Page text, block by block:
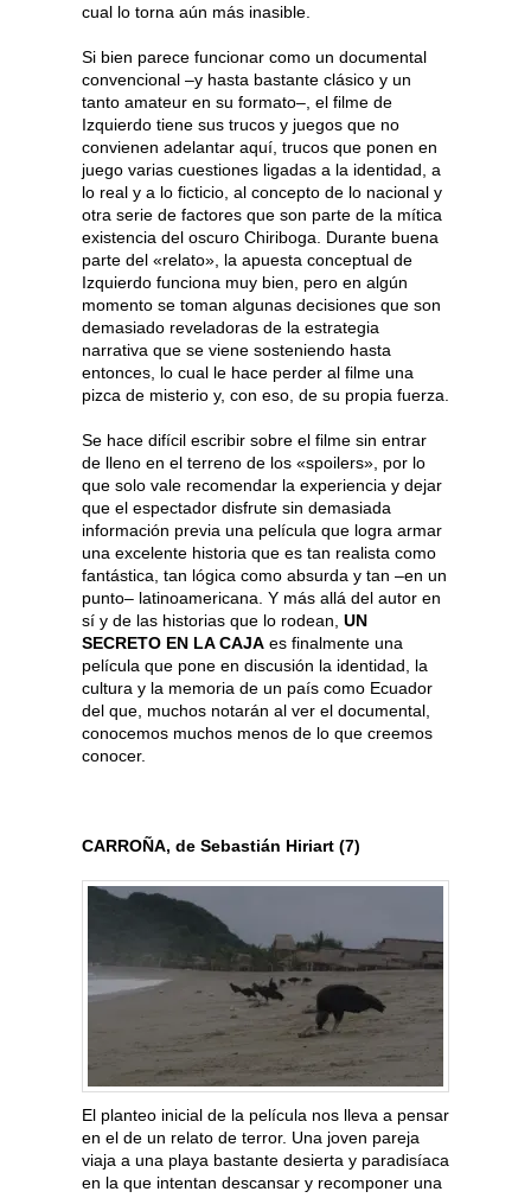
cual lo torna aún más inasible.
Si bien parece funcionar como un documental
convencional –y hasta bastante clásico y un
tanto amateur en su formato–, el filme de
Izquierdo tiene sus trucos y juegos que no
convienen adelantar aquí, trucos que ponen en
juego varias cuestiones ligadas a la identidad, a
lo real y a lo ficticio, al concepto de lo nacional y
otra serie de factores que son parte de la mítica
existencia del oscuro Chiriboga. Durante buena
parte del «relato», la apuesta conceptual de
Izquierdo funciona muy bien, pero en algún
momento se toman algunas decisiones que son
demasiado reveladoras de la estrategia
narrativa que se viene sosteniendo hasta
entonces, lo cual le hace perder al filme una
pizca de misterio y, con eso, de su propia fuerza.
Se hace difícil escribir sobre el filme sin entrar
de lleno en el terreno de los «spoilers», por lo
que solo vale recomendar la experiencia y dejar
que el espectador disfrute sin demasiada
información previa una película que logra armar
una excelente historia que es tan realista como
fantástica, tan lógica como absurda y tan –en un
punto– latinoamericana. Y más allá del autor en
sí y de las historias que lo rodean, UN
SECRETO EN LA CAJA es finalmente una
película que pone en discusión la identidad, la
cultura y la memoria de un país como Ecuador
del que, muchos notarán al ver el documental,
conocemos muchos menos de lo que creemos
conocer.
CARROÑA, de Sebastián Hiriart (7)
El planteo inicial de la película nos lleva a pensar
en el de un relato de terror. Una joven pareja
viaja a una playa bastante desierta y paradisíaca
en la que intentan descansar y recomponer una